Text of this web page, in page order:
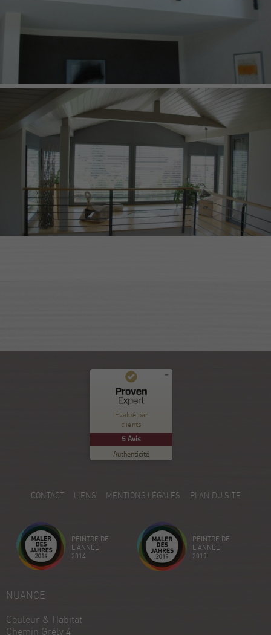
Évalué par
clients
5Avis
Authenticité
Commentaires et expériences des clients pour
Nuance Sion
100
%
Recommandé sur
ProvenExpert.com
EXCELLENT
5.00
/
5
Créez votre propre sceau maintenant
18/12/2025
Voir le profil
CONTACT LIENS MENTIONS LÉGALES PLAN DU SITE
PEINTRE DE
L'ANNÉE
2014
PEINTRE DE
L'ANNÉE
2019
NUANCE
Couleur & Habitat
Chemin Grély 4